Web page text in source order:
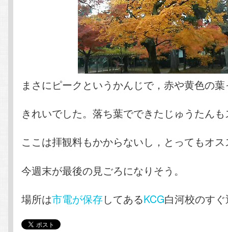
まさにピークというかんじで，赤や黄色の
きれいでした。落ち葉でできたじゅうたん
ここは拝観料もかからないし，とってもオ
今週末が最後の見ごろになりそう。
場所は市電が保存してあるKCG白河校のす